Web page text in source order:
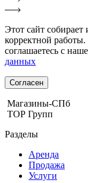
Этот сайт
корректной
соглашаетесь с
данных
Согласен
Магазины-СПб
ТОР Групп
Разделы
Аренда
Продажа
Услуги